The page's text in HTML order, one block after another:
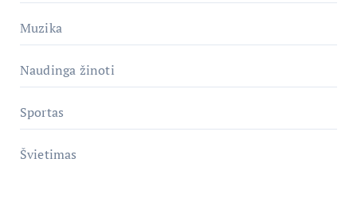
Muzika
Naudinga žinoti
Sportas
Švietimas